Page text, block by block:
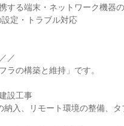
する端末・ネットワーク機器
設定・トラブル対応
／
ラの構築と維持」です。
設工事
入、リモート環境の整備、タ